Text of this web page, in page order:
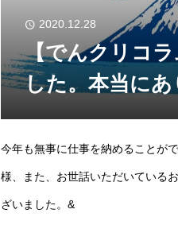
2020.12.28
【でんクリコ
した。本当にあ
今年も無事に仕事を納めることが
様、また、お世話いただいている
ざいました。&